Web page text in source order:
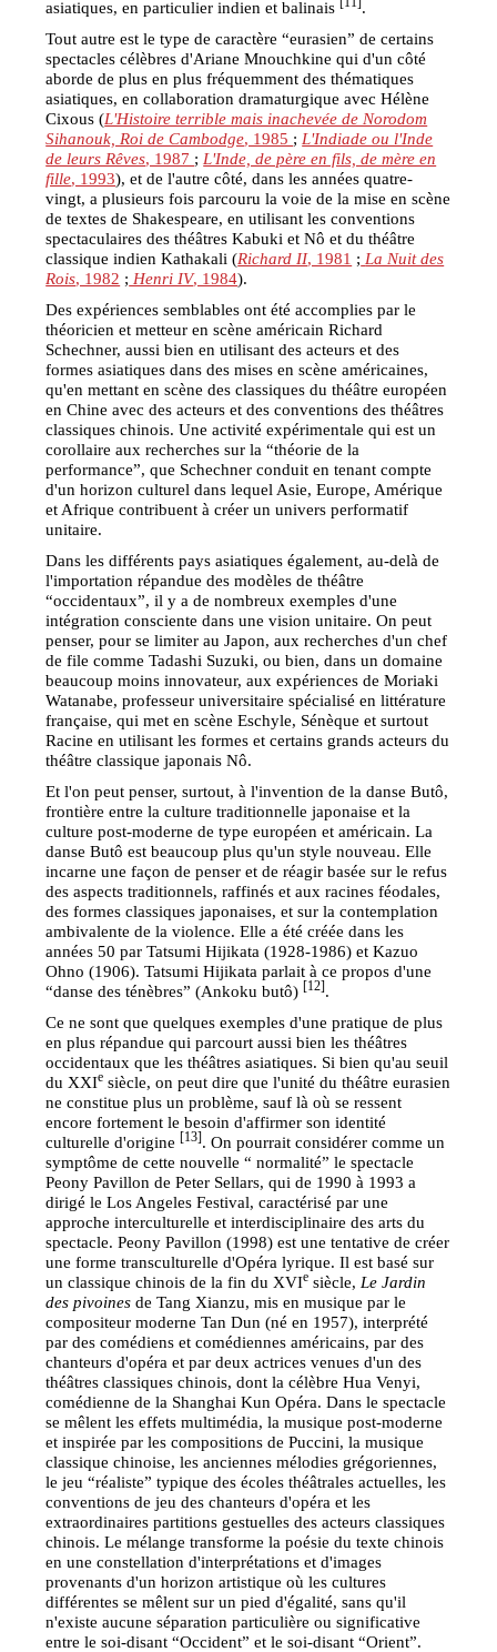
asiatiques, en particulier indien et balinais
.
Tout autre est le type de caractère “eurasien” de certains
spectacles célèbres d'Ariane Mnouchkine qui d'un côté
aborde de plus en plus fréquemment des thématiques
asiatiques, en collaboration dramaturgique avec Hélène
Cixous (L'Histoire terrible mais inachevée de Norodom
Sihanouk, Roi de Cambodge, 1985 ; L'Indiade ou l'Inde
de leurs Rêves, 1987 ; L'Inde, de père en fils, de mère en
fille, 1993), et de l'autre côté, dans les années quatre-
vingt, a plusieurs fois parcouru la voie de la mise en scène
de textes de Shakespeare, en utilisant les conventions
spectaculaires des théâtres Kabuki et Nô et du théâtre
classique indien Kathakali (Richard II, 1981 ; La Nuit des
Rois, 1982 ; Henri IV, 1984).
Des expériences semblables ont été accomplies par le
théoricien et metteur en scène américain Richard
Schechner, aussi bien en utilisant des acteurs et des
formes asiatiques dans des mises en scène américaines,
qu'en mettant en scène des classiques du théâtre européen
en Chine avec des acteurs et des conventions des théâtres
classiques chinois. Une activité expérimentale qui est un
corollaire aux recherches sur la “théorie de la
performance”, que Schechner conduit en tenant compte
d'un horizon culturel dans lequel Asie, Europe, Amérique
et Afrique contribuent à créer un univers performatif
unitaire.
Dans les différents pays asiatiques également, au-delà de
l'importation répandue des modèles de théâtre
“occidentaux”, il y a de nombreux exemples d'une
intégration consciente dans une vision unitaire. On peut
penser, pour se limiter au Japon, aux recherches d'un chef
de file comme Tadashi Suzuki, ou bien, dans un domaine
beaucoup moins innovateur, aux expériences de Moriaki
Watanabe, professeur universitaire spécialisé en littérature
française, qui met en scène Eschyle, Sénèque et surtout
Racine en utilisant les formes et certains grands acteurs du
théâtre classique japonais Nô.
Et l'on peut penser, surtout, à l'invention de la danse Butô,
frontière entre la culture traditionnelle japonaise et la
culture post-moderne de type européen et américain. La
danse Butô est beaucoup plus qu'un style nouveau. Elle
incarne une façon de penser et de réagir basée sur le refus
des aspects traditionnels, raffinés et aux racines féodales,
des formes classiques japonaises, et sur la contemplation
ambivalente de la violence. Elle a été créée dans les
années 50 par Tatsumi Hijikata (1928-1986) et Kazuo
Ohno (1906). Tatsumi Hijikata parlait à ce propos d'une
“danse des ténèbres” (Ankoku butô)[12].
Ce ne sont que quelques exemples d'une pratique de plus
en plus répandue qui parcourt aussi bien les théâtres
occidentaux que les théâtres asiatiques. Si bien qu'au seuil
du XXIe siècle, on peut dire que l'unité du théâtre eurasien
ne constitue plus un problème, sauf là où se ressent
encore fortement le besoin d'affirmer son identité
culturelle d'origine[13]. On pourrait considérer comme un
symptôme de cette nouvelle “ normalité” le spectacle
Peony Pavillon de Peter Sellars, qui de 1990 à 1993 a
dirigé le Los Angeles Festival, caractérisé par une
approche interculturelle et interdisciplinaire des arts du
spectacle. Peony Pavillon (1998) est une tentative de créer
une forme transculturelle d'Opéra lyrique. Il est basé sur
un classique chinois de la fin du XVIe siècle, Le Jardin
des pivoines de Tang Xianzu, mis en musique par le
compositeur moderne Tan Dun (né en 1957), interprété
par des comédiens et comédiennes américains, par des
chanteurs d'opéra et par deux actrices venues d'un des
théâtres classiques chinois, dont la célèbre Hua Venyi,
comédienne de la Shanghai Kun Opéra. Dans le spectacle
se mêlent les effets multimédia, la musique post-moderne
et inspirée par les compositions de Puccini, la musique
classique chinoise, les anciennes mélodies grégoriennes,
le jeu “réaliste” typique des écoles théâtrales actuelles, les
conventions de jeu des chanteurs d'opéra et les
extraordinaires partitions gestuelles des acteurs classiques
chinois. Le mélange transforme la poésie du texte chinois
en une constellation d'interprétations et d'images
provenants d'un horizon artistique où les cultures
différentes se mêlent sur un pied d'égalité, sans qu'il
n'existe aucune séparation particulière ou significative
entre le soi-disant “Occident” et le soi-disant “Orient”.